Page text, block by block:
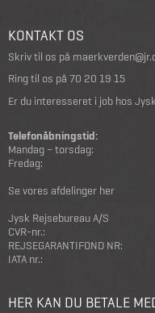
KONTAKT OS
Skriv til os på
Ring til os på 70 20 19 15
Er du interesseret i job hos
Telefonåbningstid:
Mandag – torsdag:
Fredag:
Se vores afdelinger her
Jysk Rejsebureau A/S
CVR-nr.:
REJSEGARANTIFOND NR:
IATA nr.:
HER KAN DU BETALE